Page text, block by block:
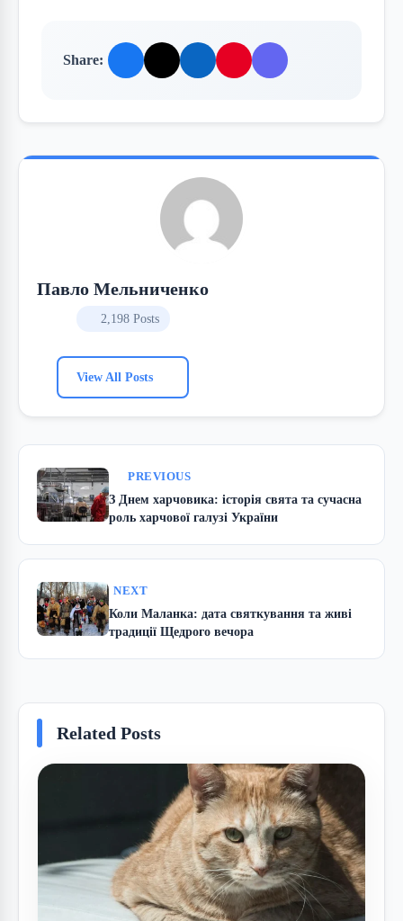
Share:
Павло Мельниченко
2,198 Posts
View All Posts
PREVIOUS
З Днем харчовика: історія свята та сучасна
роль харчової галузі України
NEXT
Коли Маланка: дата святкування та живі
традиції Щедрого вечора
Related Posts